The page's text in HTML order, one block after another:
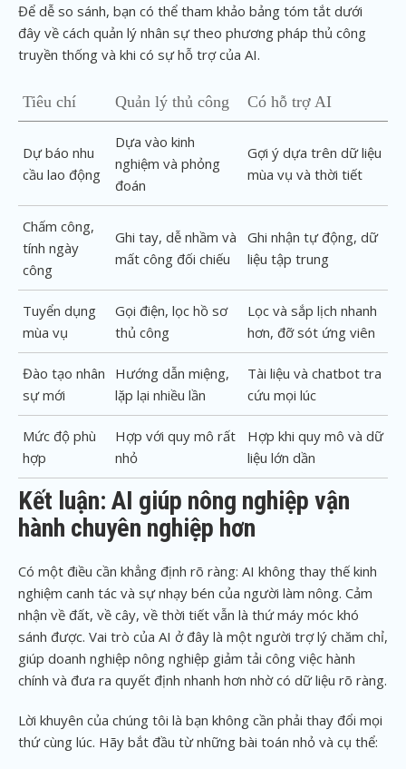
Để dễ so sánh, bạn có thể tham khảo bảng tóm tắt dưới
đây về cách quản lý nhân sự theo phương pháp thủ công
truyền thống và khi có sự hỗ trợ của AI.
Tiêu chí Quản lý thủ công Có hỗ trợ AI
Dự báo nhu
cầu lao động
Dựa vào kinh
nghiệm và phỏng
đoán
Gợi ý dựa trên dữ liệu
mùa vụ và thời tiết
Chấm công,
tính ngày
công
Ghi tay, dễ nhầm và
mất công đối chiếu
Ghi nhận tự động, dữ
liệu tập trung
Tuyển dụng
mùa vụ
Gọi điện, lọc hồ sơ
thủ công
Lọc và sắp lịch nhanh
hơn, đỡ sót ứng viên
Đào tạo nhân
sự mới
Hướng dẫn miệng,
lặp lại nhiều lần
Tài liệu và chatbot tra
cứu mọi lúc
Mức độ phù
hợp
Hợp với quy mô rất
nhỏ
Hợp khi quy mô và dữ
liệu lớn dần
Kết luận: AI giúp nông nghiệp vận
hành chuyên nghiệp hơn
Có một điều cần khẳng định rõ ràng: AI không thay thế kinh
nghiệm canh tác và sự nhạy bén của người làm nông. Cảm
nhận về đất, về cây, về thời tiết vẫn là thứ máy móc khó
sánh được. Vai trò của AI ở đây là một người trợ lý chăm chỉ,
giúp doanh nghiệp nông nghiệp giảm tải công việc hành
chính và đưa ra quyết định nhanh hơn nhờ có dữ liệu rõ ràng.
Lời khuyên của chúng tôi là bạn không cần phải thay đổi mọi
thứ cùng lúc. Hãy bắt đầu từ những bài toán nhỏ và cụ thể: